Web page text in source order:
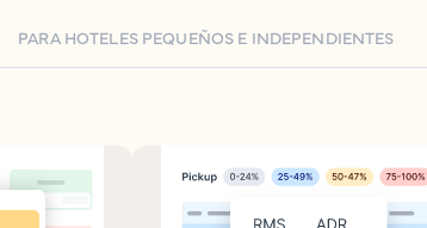
PARA HOTELES PEQUEÑOS E INDEPENDIENTES